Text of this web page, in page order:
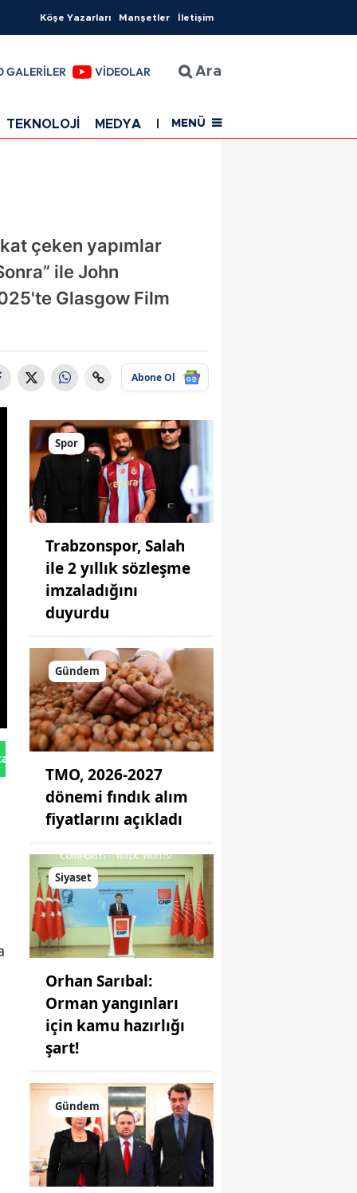
Köşe Yazarları Manşetler İletişim
GALERİLER VİDEOLAR Ara
TEKNOLOJİ MEDYA EĞİTİM SAĞLIK
MENÜ
çeken yapımlar
ile John
Glasgow Film
Abone Ol
Gönder
Spor
Trabzonspor, Salah
ile 2 yıllık sözleşme
imzaladığını
duyurdu
Gündem
TMO, 2026-2027
dönemi fındık alım
fiyatlarını açıkladı
Siyaset
Orhan Sarıbal:
Orman yangınları
için kamu hazırlığı
şart!
Gündem